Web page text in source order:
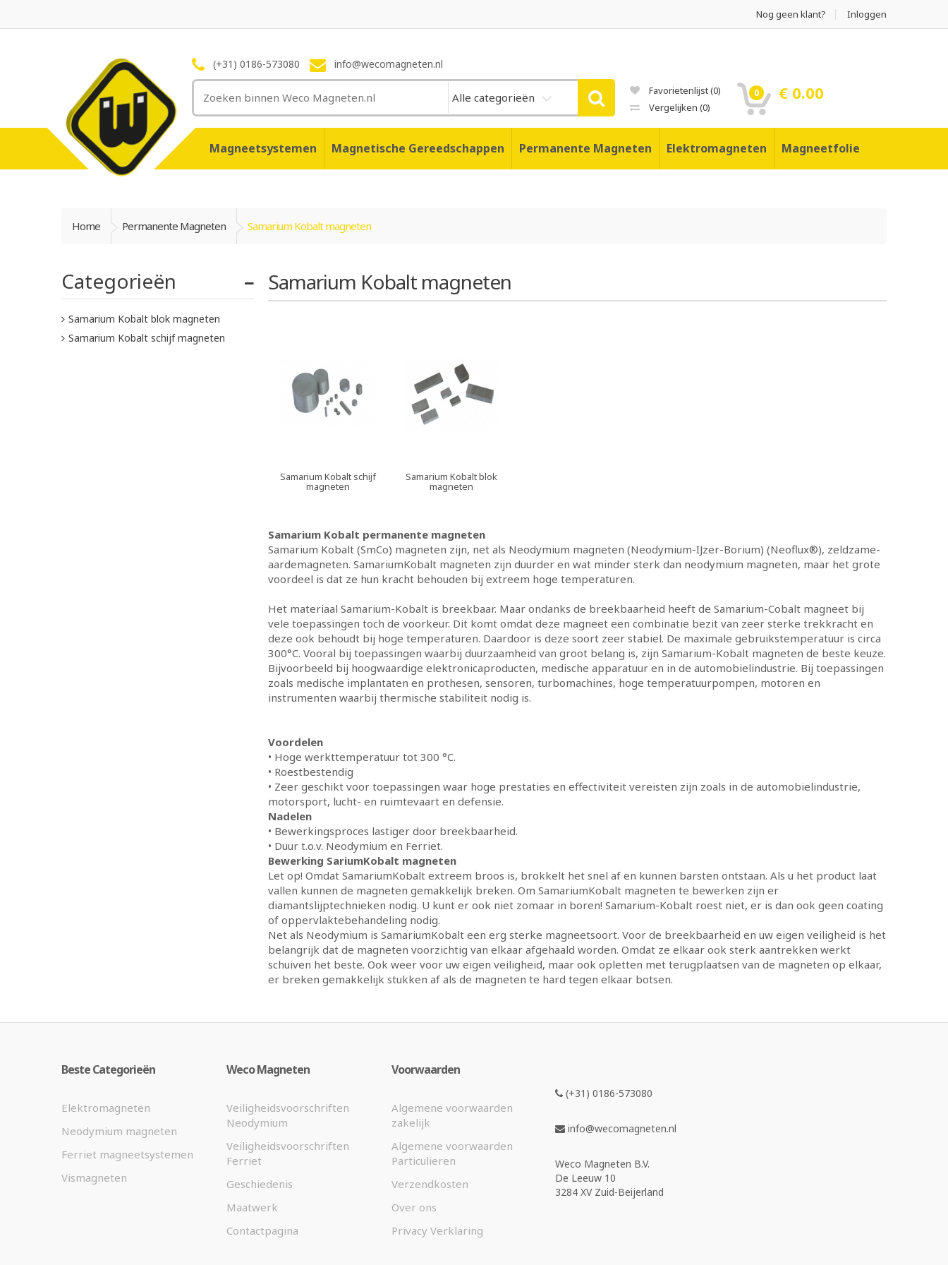
Nog geen klant? Inloggen
(+31) 0186-573080 info@wecomagneten.nl
Alle categorieën Favorietenlijst(0)
Vergelijken (0)
0 € 0.00
Magneetsystemen Magnetische Gereedschappen Permanente Magneten Elektromagneten Magneetfolie
Home Permanente Magneten Samarium Kobalt magneten
Categorieën
Samarium Kobalt blok magneten
Samarium Kobalt schijf magneten
Samarium Kobalt magneten
Samarium Kobalt schijf
magneten
Samarium Kobalt blok
magneten
Samarium Kobalt permanente magneten
Samarium Kobalt (SmCo) magneten zijn, net als Neodymium magneten (Neodymium-IJzer-Borium) (Neoflux®), zeldzame-
aardemagneten. SamariumKobalt magneten zijn duurder en wat minder sterk dan neodymium magneten, maar het grote
voordeel is dat ze hun kracht behouden bij extreem hoge temperaturen.
Het materiaal Samarium-Kobalt is breekbaar. Maar ondanks de breekbaarheid heeft de Samarium-Cobalt magneet bij
vele toepassingen toch de voorkeur. Dit komt omdat deze magneet een combinatie bezit van zeer sterke trekkracht en
deze ook behoudt bij hoge temperaturen. Daardoor is deze soort zeer stabiel. De maximale gebruikstemperatuur is circa
300°C. Vooral bij toepassingen waarbij duurzaamheid van groot belang is, zijn Samarium-Kobalt magneten de beste keuze.
Bijvoorbeeld bij hoogwaardige elektronicaproducten, medische apparatuur en in de automobielindustrie. Bij toepassingen
zoals medische implantaten en prothesen, sensoren, turbomachines, hoge temperatuurpompen, motoren en
instrumenten waarbij thermische stabiliteit nodig is.
Voordelen
• Hoge werkttemperatuur tot 300 °C.
• Roestbestendig
• Zeer geschikt voor toepassingen waar hoge prestaties en effectiviteit vereisten zijn zoals in de automobielindustrie,
motorsport, lucht- en ruimtevaart en defensie.
Nadelen
• Bewerkingsproces lastiger door breekbaarheid.
• Duur t.o.v. Neodymium en Ferriet.
Bewerking SariumKobalt magneten
Let op! Omdat SamariumKobalt extreem broos is, brokkelt het snel af en kunnen barsten ontstaan. Als u het product laat
vallen kunnen de magneten gemakkelijk breken. Om SamariumKobalt magneten te bewerken zijn er
diamantslijptechnieken nodig. U kunt er ook niet zomaar in boren! Samarium-Kobalt roest niet, er is dan ook geen coating
of oppervlaktebehandeling nodig.
Net als Neodymium is SamariumKobalt een erg sterke magneetsoort. Voor de breekbaarheid en uw eigen veiligheid is het
belangrijk dat de magneten voorzichtig van elkaar afgehaald worden. Omdat ze elkaar ook sterk aantrekken werkt
schuiven het beste. Ook weer voor uw eigen veiligheid, maar ook opletten met terugplaatsen van de magneten op elkaar,
er breken gemakkelijk stukken af als de magneten te hard tegen elkaar botsen.
(+31) 0186-573080
info@wecomagneten.nl
Weco Magneten B.V.
De Leeuw 10
3284 XV Zuid-Beijerland
Beste Categorieën
Elektromagneten
Neodymium magneten
Ferriet magneetsystemen
Vismagneten
Weco Magneten
Veiligheidsvoorschriften
Neodymium
Veiligheidsvoorschriften
Ferriet
Geschiedenis
Maatwerk
Contactpagina
Voorwaarden
Algemene voorwaarden
zakelijk
Algemene voorwaarden
Particulieren
Verzendkosten
Over ons
Privacy Verklaring